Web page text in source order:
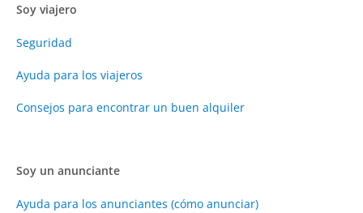
Soy viajero
Seguridad
Ayuda para los viajeros
Consejos para encontrar un buen alquiler
Soy un anunciante
Ayuda para los anunciantes (cómo anunciar)